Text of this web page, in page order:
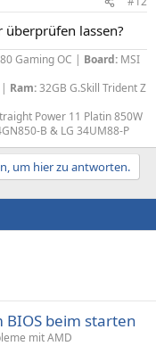
überprüfen lassen?
Gaming OC | Board: MSI
Ram:32GB G.Skill Trident Z
Power 11 Platin 850W
B & LG 34UM88-P​
um hier zu antworten.
BIOS beim starten
mit AMD